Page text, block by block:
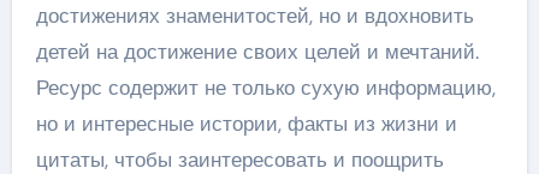
достижениях знаменитостей, но и вдохновить
детей на достижение своих целей и мечтаний.
Ресурс содержит не только сухую информацию,
но и интересные истории, факты из жизни и
цитаты, чтобы заинтересовать и поощрить